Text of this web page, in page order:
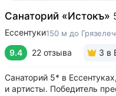
Санаторий «Истокъ»
Ессентуки150 м до
9.4 22 отзыва 3 в
Санаторий 5* в
и артисты. Победитель